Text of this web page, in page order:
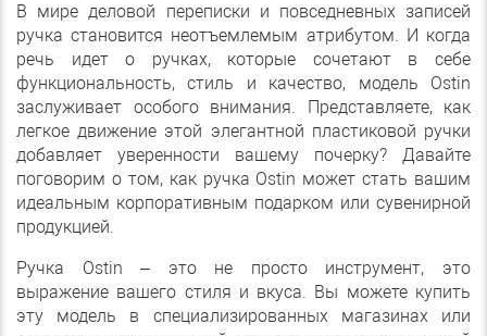
В мире деловой переписки и повседневных записей
ручка становится неотъемлемым атрибутом. И когда
речь идет о ручках, которые сочетают в себе
функциональность, стиль и качество, модель Ostin
заслуживает особого внимания. Представляете, как
легкое движение этой элегантной пластиковой ручки
добавляет уверенности вашему почерку? Давайте
поговорим о том, как ручка Ostin может стать вашим
идеальным корпоративным подарком или сувенирной
продукцией.
Ручка Ostin – это не просто инструмент, это
выражение вашего стиля и вкуса. Вы можете купить
эту модель в специализированных магазинах или